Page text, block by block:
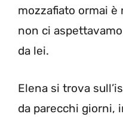
mozzafiato ormai
non ci aspettavamo
da lei.
Elena si trova
da parecchi giorni,